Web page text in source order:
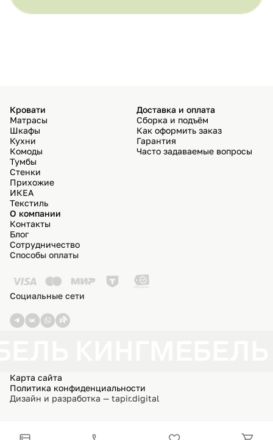
Кровати
Матрасы
Шкафы
Кухни
Комоды
Тумбы
Стенки
Прихожие
ИКЕА
Текстиль
Доставка и оплата
Сборка и подъём
Как оформить заказ
Гарантия
Часто задаваемые вопросы
О компании
Контакты
Блог
Сотрудничество
Способы оплаты
Социальные сети
Карта сайта
Политика конфиденциальности
Дизайн и разработка — tapir.digital